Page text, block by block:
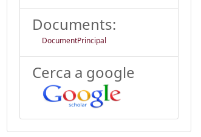
Documents:
DocumentPrincipal
Cerca a google